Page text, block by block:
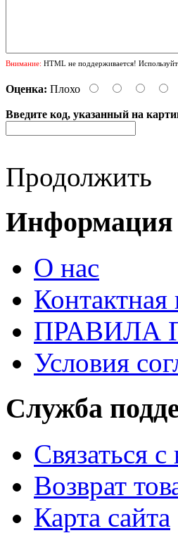
Внимание: HTML не поддерживается!
Оценка: Плохо
Введите код, указанный на
Продолжить
Информация
О нас
ПРАВИЛА
Условия
Служба
Связаться
Возврат
Карта сайта